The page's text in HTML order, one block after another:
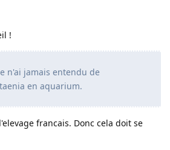
!
n'ai jamais entendu de
en aquarium.
francais. Donc cela doit se